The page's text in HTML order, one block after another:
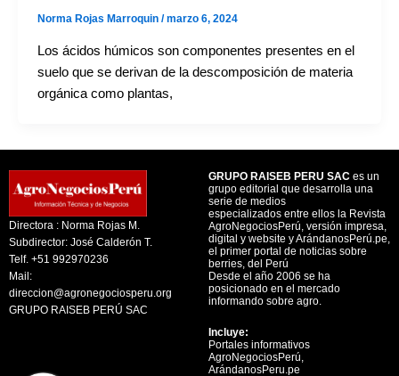
Norma Rojas Marroquin /marzo 6, 2024
Los ácidos húmicos son componentes presentes en el
suelo que se derivan de la descomposición de materia
orgánica como plantas,
Directora : Norma Rojas M.
Subdirector: José Calderón T.
Telf. +51 992970236
Mail:
direccion@agronegociosperu.org
GRUPO RAISEB PERÚ SAC
GRUPO RAISEB PERU SAC es un
grupo editorial que desarrolla una
serie de medios
especializados entre ellos la Revista
AgroNegociosPerú, versión impresa,
digital y website y ArándanosPerú.pe,
el primer portal de noticias sobre
berries, del Perú
Desde el año 2006 se ha
posicionado en el mercado
informando sobre agro.
Incluye:
Portales informativos
AgroNegociosPerú,
ArándanosPeru.pe